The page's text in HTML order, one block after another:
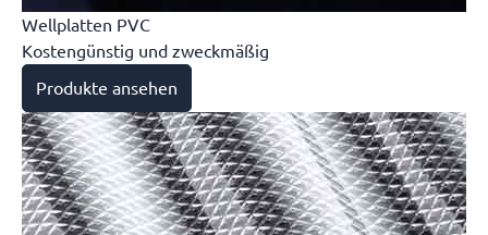
Wellplatten PVC
Kostengünstig und zweckmäßig
Produkte ansehen